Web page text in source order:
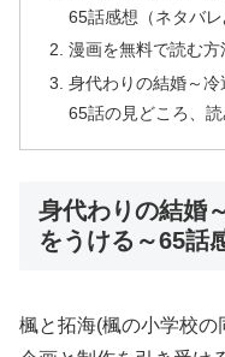
65話感想（ネタバレ
漫画を無料で読む方
身代わりの結婚～
65話の見どころ、読
身代わりの結婚
をうける～65話
楓と拓海(楓の小学校